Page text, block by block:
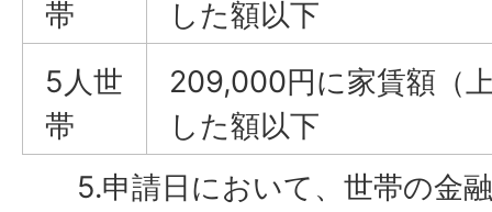
帯
した額以下
5人世
帯
209,000円に家賃額（
した額以下
5.申請日において、世帯の金